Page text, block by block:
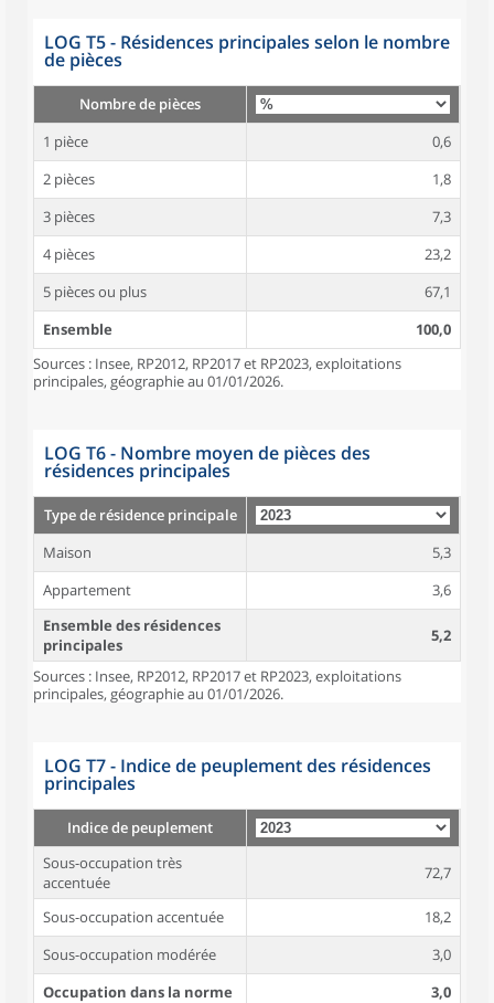
LOG T5 - Résidences principales selon le nombre
de pièces
Nombre de pièces
1 pièce
0,6
2 pièces
1,8
3 pièces
7,3
4 pièces
23,2
5 pièces ou plus
67,1
Ensemble
100,0
Sources : Insee, RP2012, RP2017 et RP2023, exploitations
principales, géographie au 01/01/2026.
LOG T6 - Nombre moyen de pièces des
résidences principales
Type de résidence principale
Maison
5,3
Appartement
3,6
Ensemble des résidences
principales
5,2
Sources : Insee, RP2012, RP2017 et RP2023, exploitations
principales, géographie au 01/01/2026.
LOG T7 - Indice de peuplement des résidences
principales
Indice de peuplement
Sous-occupation très
accentuée
72,7
Sous-occupation accentuée
18,2
Sous-occupation modérée
3,0
Occupation dans la norme
3,0